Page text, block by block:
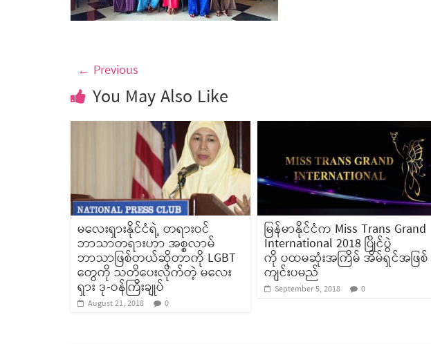
← Previous
You May Also Like
မလေးရှားနိုင်ငံရဲ့ တရားဝင်
ဘာသာတရားဟာ အစ္စလာမ်
ဘာသာဖြစ်တယ်ဆိုတာကို LGBT
တွေကို သတိပေးလိုက်တဲ့ မလေး
ရှား ဒု-ဝန်ကြီးချုပ်
August 21, 2018 0
မြန်မာနိုင်ငံက Miss Trans Grand
International 2018 ပြိုင်ပွဲ
ကို ပထမဆုံးအကြိမ် အိမ်ရှင်အဖြစ်
ကျင်းပမည်
September 5, 2018 0